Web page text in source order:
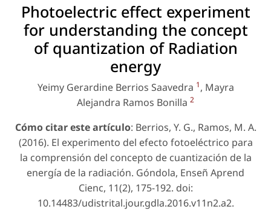
Photoelectric effect experiment
for understanding the concept
of quantization of Radiation
energy
Yeimy Gerardine Berrios Saavedra 1, Mayra
Alejandra Ramos Bonilla 2
Cómo citar este artículo: Berrios, Y. G., Ramos, M. A.
(2016). El experimento del efecto fotoeléctrico para
la comprensión del concepto de cuantización de la
energía de la radiación. Góndola, Enseñ Aprend
Cienc, 11(2), 175-192. doi:
10.14483/udistrital.jour.gdla.2016.v11n2.a2.